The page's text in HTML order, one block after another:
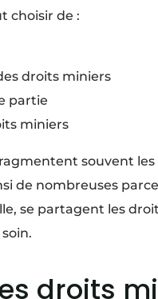
choisir de :
droits miniers
partie
miniers
souvent
de nombreuses
se partagent les
droits